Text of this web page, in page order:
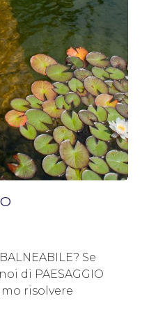
Se
di PAESAGGIO
risolvere